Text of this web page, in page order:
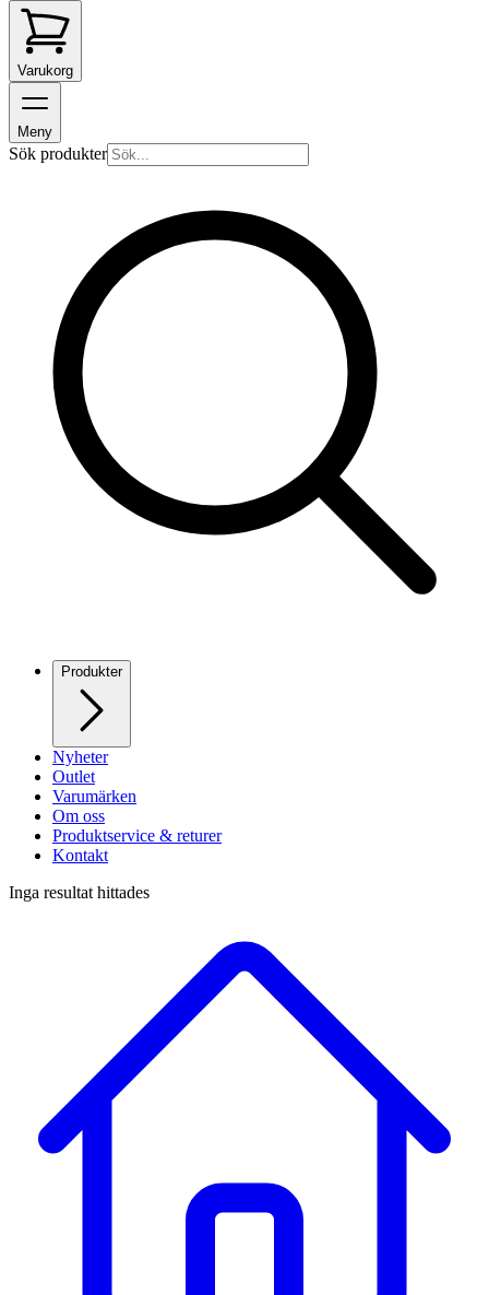
Varukorg
Meny
Sök produkter
Produkter
Nyheter
Outlet
Varumärken
Om oss
Produktservice & returer
Kontakt
Inga resultat hittades